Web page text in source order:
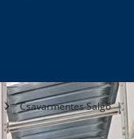
Csavarmentes Salgó